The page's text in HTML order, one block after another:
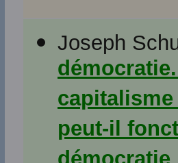
Joseph
peut-il